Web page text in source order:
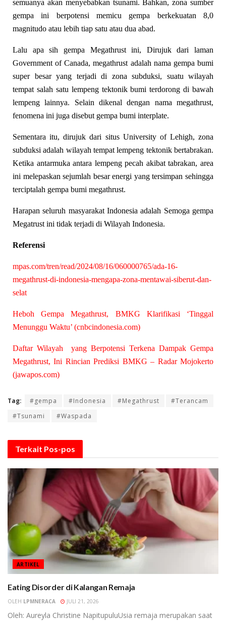
semuanya akan menyebabkan tsunami. Bahkan, zona sumber
gempa ini berpotensi memicu gempa berkekuatan 8,0
magnitudo atau lebih tiap satu atau dua abad.
Lalu apa sih gempa Megathrust ini, Dirujuk dari laman
Government of Canada, megathrust adalah nama gempa bumi
super besar yang terjadi di zona subduksi, suatu wilayah
tempat salah satu lempeng tektonik bumi terdorong di bawah
lempeng lainnya. Selain dikenal dengan nama megathrust,
fenomena ini juga disebut gempa bumi interplate.
Sementara itu, dirujuk dari situs University of Lehigh, zona
subduksi adalah wilayah tempat lempeng tektonik bertabrakan.
Ketika antarmuka antara lempeng pecah akibat tabrakan, area
ini melepaskan sejumlah besar energi yang tersimpan sehingga
terciptalah gempa bumi megathrust.
Harapan seluruh masyarakat Indonesia adalah Semoga gempa
Megatrust ini tidak terjadi di Wilayah Indonesia.
Referensi
mpas.com/tren/read/2024/08/16/060000765/ada-16-
megathrust-di-indonesia-mengapa-zona-mentawai-siberut-dan-
selat
Heboh Gempa Megathrust, BMKG Klarifikasi ‘Tinggal
Menunggu Waktu’ (cnbcindonesia.com)
Daftar Wilayah yang Berpotensi Terkena Dampak Gempa
Megathrust, Ini Rincian Prediksi BMKG – Radar Mojokerto
(jawapos.com)
Tag: #gempa #Indonesia #Megathrust
#Terancam
#Tsunami
#Waspada
Terkait Pos-pos
ARTIKEL
Eating Disorder di Kalangan Remaja
OLEH LPMNERACA JULI 21, 2026
Oleh: Aureyla Christine NapitupuluUsia remaja merupakan saat